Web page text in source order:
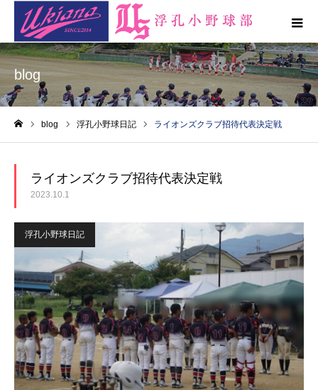
blog
blog 浮孔小野球日記 ライオンズクラブ招待代表決定戦
ライオンズクラブ招待代表決定戦
2023.10.1
浮孔小野球日記